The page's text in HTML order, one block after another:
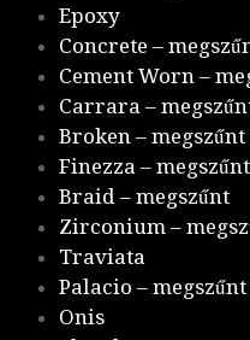
Epoxy
Concrete –
Cement Worn –
Carrara –
Broken – megszűnt
Finezza – megszűnt
Braid – megszűnt
Zirconium –
Traviata
Palacio – megszűnt
Onis